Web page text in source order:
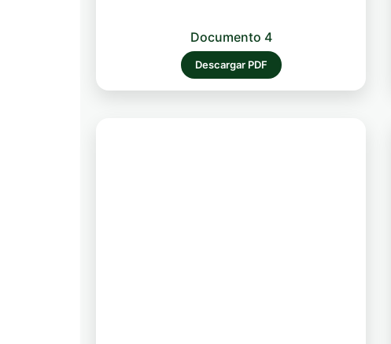
Documento 4
Descargar PDF